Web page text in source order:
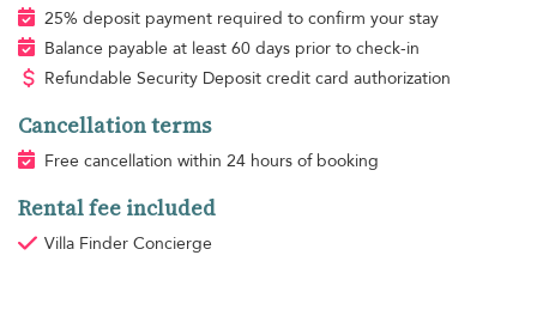
25% deposit payment required to confirm your stay
Balance payable at least 60 days prior to check-in
Refundable Security Deposit credit card authorization
Cancellation terms
Free cancellation within 24 hours of booking
Rental fee included
Villa Finder Concierge